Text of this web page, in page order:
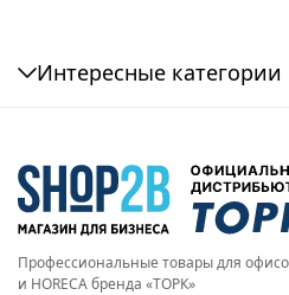
Интересные категории
Профессиональные товары для
и HORECA бренда «ТОРК»